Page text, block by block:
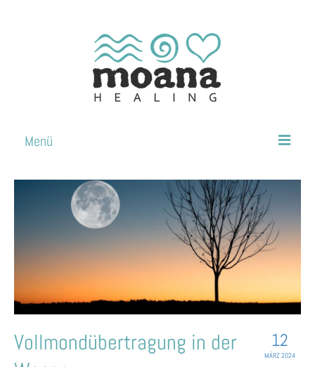
Menü
BALSAM FÜR DIE SEELE
AKTUELLES
PRODUKTE
MEIN WEG ANS MEER
12
MÄRZ 2024
Vollmondübertragung in der